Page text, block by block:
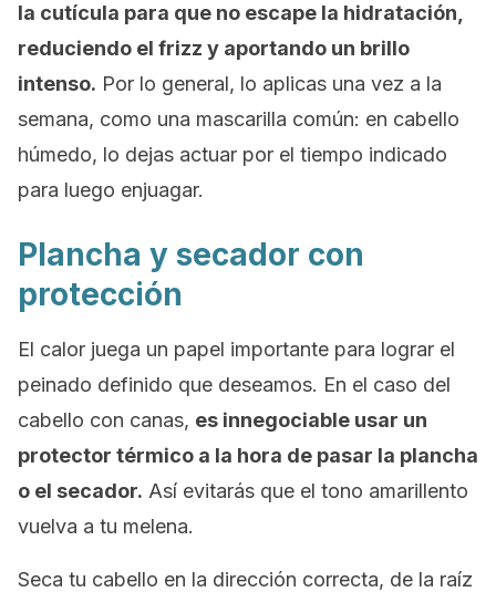
la cutícula para que no escape la hidratación,
reduciendo el frizz y aportando un brillo
intenso. Por lo general, lo aplicas una vez a la
semana, como una mascarilla común: en cabello
húmedo, lo dejas actuar por el tiempo indicado
para luego enjuagar.
Plancha y secador con
protección
El calor juega un papel importante para lograr el
peinado definido que deseamos. En el caso del
cabello con canas, es innegociable usar un
protector térmico a la hora de pasar la plancha
o el secador. Así evitarás que el tono amarillento
vuelva a tu melena.
Seca tu cabello en la dirección correcta, de la raíz